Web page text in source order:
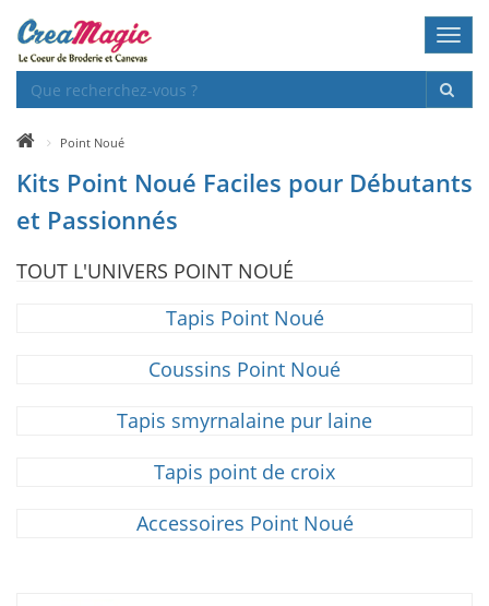
Point Noué
Kits Point Noué Faciles pour Débutants
et Passionnés
TOUT L'UNIVERS POINT NOUÉ
Tapis Point Noué
Coussins Point Noué
Tapis smyrnalaine pur laine
Tapis point de croix
Accessoires Point Noué